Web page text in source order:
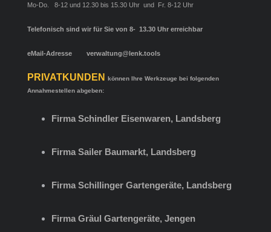
Mo-Do. 8-12 und 12.30 bis 15.30 Uhr und Fr. 8-12 Uhr
Telefonisch sind wir für Sie von 8- 13.30 Uhr erreichbar
eMail-Adresse verwaltung@lenk.tools
PRIVATKUNDEN
können Ihre Werkzeuge bei folgenden
Annahmestellen abgeben:
Firma Schindler Eisenwaren, Landsberg
Firma Sailer Baumarkt, Landsberg
Firma Schillinger Gartengeräte, Landsberg
Firma Gräul Gartengeräte, Jengen